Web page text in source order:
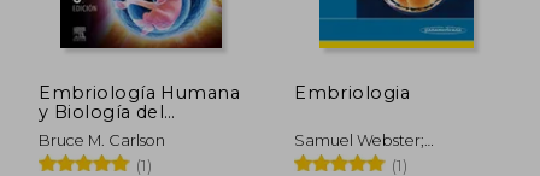
Embriología Humana
y Biología del
Desarrollo (6ª Ed. )
Bruce M. Carlson
(1)
Embriologia
Samuel Webster;
Rhiannon De Wreede
(1)